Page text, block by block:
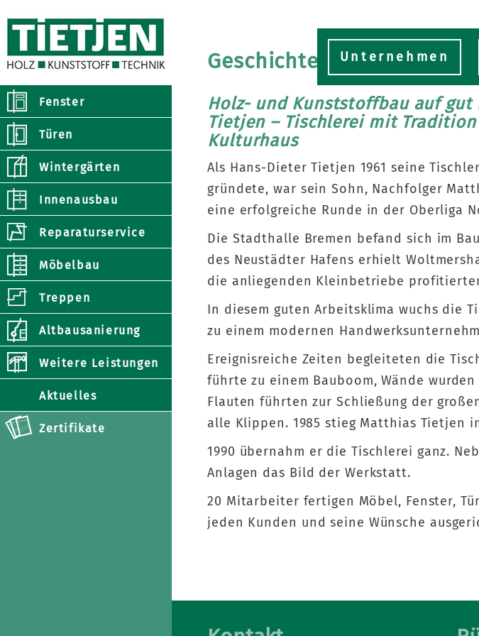
Fenster
Türen
Wintergärten
Innenausbau
Reparaturservice
Möbelbau
Treppen
Altbausanierung
Weitere Leistungen
Aktuelles
Zertifikate
Unternehmen
Geschichte
Holz- und Kunststoffbau auf gut
Tietjen – Tischlerei mit
Kulturhaus
Als Hans-Dieter Tietjen 1961 seine
gründete, war sein Sohn, Nachfolger
eine erfolgreiche Runde in der Oberliga
Die Stadthalle Bremen befand sich im
des Neustädter Hafens erhielt
die anliegenden Kleinbetriebe
In diesem guten Arbeitsklima wuchs die
zu einem modernen
Ereignisreiche Zeiten begleiteten die
führte zu einem Bauboom, Wände
Flauten führten zur Schließung der
alle Klippen. 1985 stieg Matthias Tietjen
1990 übernahm er die Tischlerei ganz.
Anlagen das Bild der Werkstatt.
20 Mitarbeiter fertigen Möbel, Fenster,
jeden Kunden und seine Wünsche